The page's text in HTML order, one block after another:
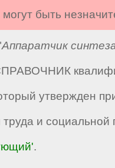
могут быть
Аппаратчик
утвержден
и социальной
.